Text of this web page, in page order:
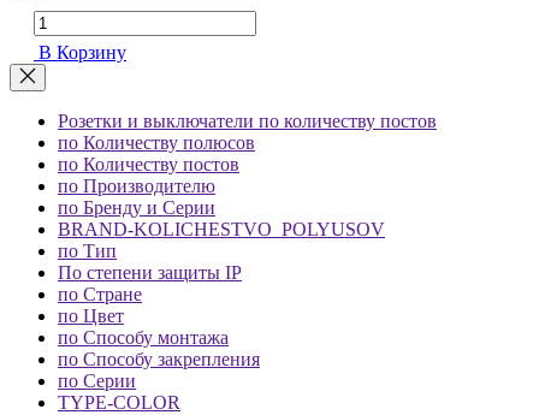
В Корзину
Розетки и выключатели по количеству постов
по Количеству полюсов
по Количеству постов
по Производителю
по Бренду и Серии
BRAND-KOLICHESTVO_POLYUSOV
по Тип
По степени защиты IP
по Стране
по Цвет
по Способу монтажа
по Способу закрепления
по Серии
TYPE-COLOR